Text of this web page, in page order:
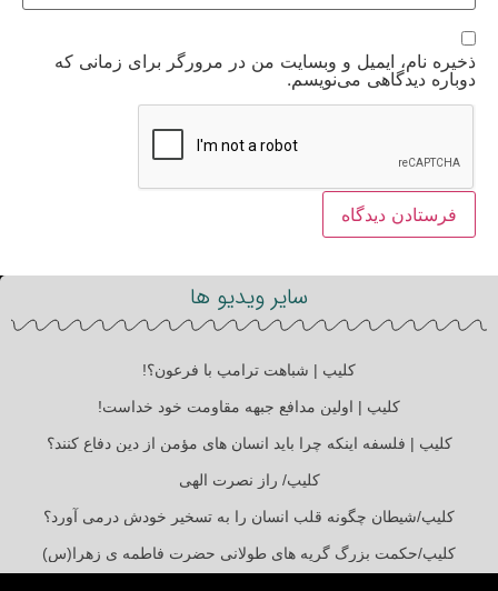
ذخیره نام، ایمیل و وبسایت من در مرورگر برای زمانی که
دوباره دیدگاهی می‌نویسم.
سایر ویدیو ها
کلیپ | شباهت ترامپ با فرعون؟!
کلیپ | اولین مدافع جبهه مقاومت خود خداست!
کلیپ | فلسفه اینکه چرا باید انسان های مؤمن از دین دفاع کنند؟
کلیپ/ راز نصرت الهی
کلیپ/شیطان چگونه قلب انسان را به تسخیر خودش درمی آورد؟
کلیپ/حکمت بزرگ گریه های طولانی حضرت فاطمه ی زهرا(س)